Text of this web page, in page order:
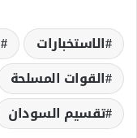
الاستخبارات
القوات المسلحة
تقسيم السودان